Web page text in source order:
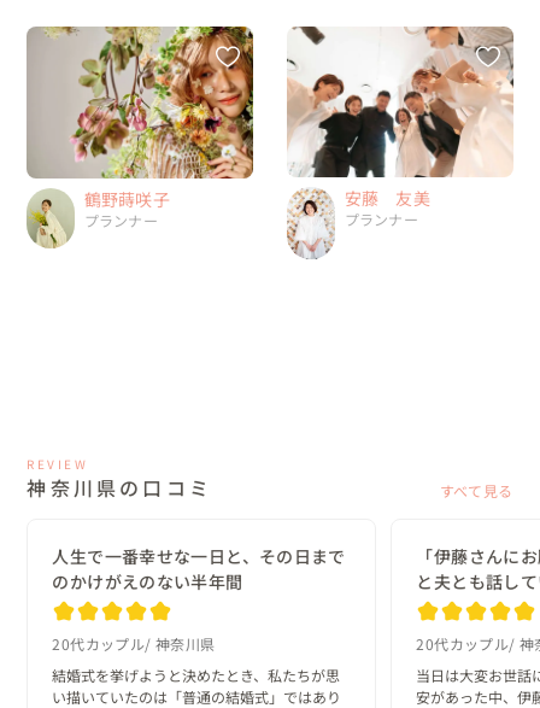
鶴野蒔咲子
プランナー
安藤 友美
プランナー
REVIEW
神奈川県の口コミ すべて見る
人生で一番幸せな一日と、その日まで
のかけがえのない半年間
20代カップル 神奈川県
結婚式を挙げようと決めたとき、私たちが思
い描いていたのは「普通の結婚式」ではあり
「伊藤さんに
と夫とも話し
20代カップル 神
当日は大変お世話
安があった中、伊